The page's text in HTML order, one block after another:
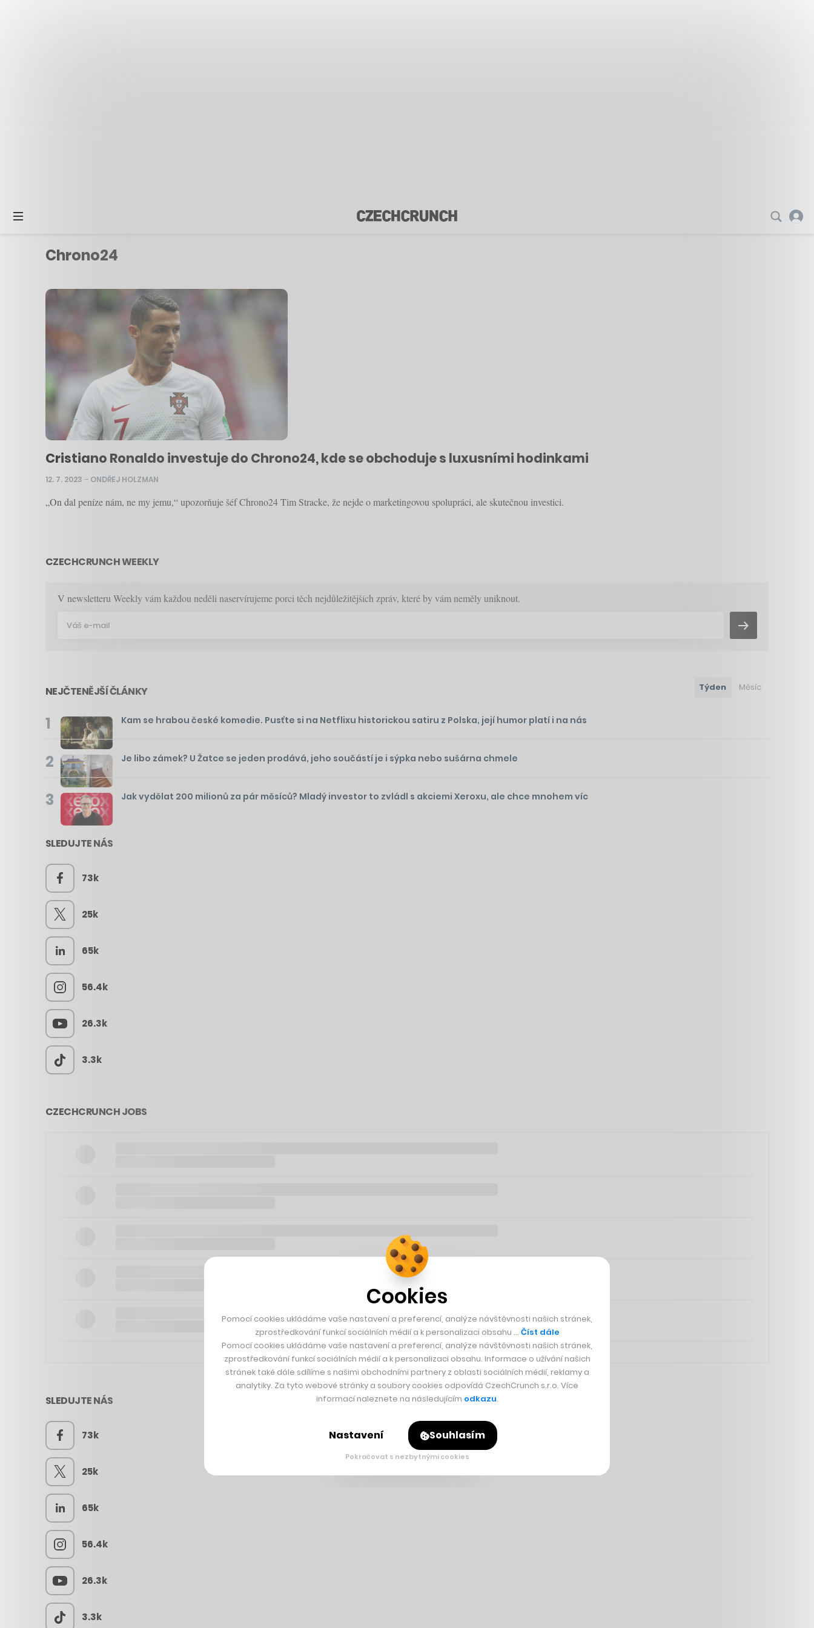
Chrono24
Cristiano Ronaldo investuje do Chrono24, kde se obchoduje s luxusními hodinkami
12. 7. 2023 – ONDŘEJ HOLZMAN
„On dal peníze nám, ne my jemu,“ upozorňuje šéf Chrono24 Tim Stracke, že nejde o marketingovou spolupráci, ale skutečnou investici.
CZECHCRUNCH WEEKLY
V newsletteru Weekly vám každou neděli naservírujeme porci těch nejdůležitějších zpráv, které by vám neměly uniknout.
NEJČTENĚJŠÍ ČLÁNKY Týden Měsíc
1 Kam se hrabou české komedie. Pusťte si na Netflixu historickou satiru z Polska, její humor platí i na nás
2 Je libo zámek? U Žatce se jeden prodává, jeho součástí je i sýpka nebo sušárna chmele
3 Jak vydělat 200 milionů za pár měsíců? Mladý investor to zvládl s akciemi Xeroxu, ale chce mnohem víc
SLEDUJTE NÁS
73k
25k
65k
56.4k
26.3k
3.3k
CZECHCRUNCH JOBS
SLEDUJTE NÁS
73k
25k
65k
56.4k
26.3k
3.3k
Cookies
Pomocí cookies ukládáme vaše nastavení a preferencí, analýze návštěvnosti našich stránek,
zprostředkování funkcí sociálních médií a k personalizaci obsahu … Číst dále
Pomocí cookies ukládáme vaše nastavení a preferencí, analýze návštěvnosti našich stránek,
zprostředkování funkcí sociálních médií a k personalizaci obsahu. Informace o užívání našich
stránek také dále sdílíme s našimi obchodními partnery z oblasti sociálních médií, reklamy a
analytiky. Za tyto webové stránky a soubory cookies odpovídá CzechCrunch s.r.o. Více
informací naleznete na následujícím odkazu.
Nastavení Souhlasím
Pokračovat s nezbytnými cookies